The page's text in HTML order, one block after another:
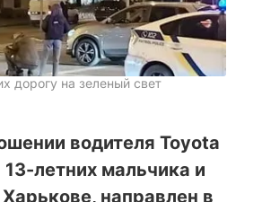
дорогу на зеленый свет
водителя Toyota
летних мальчика и
направлен в